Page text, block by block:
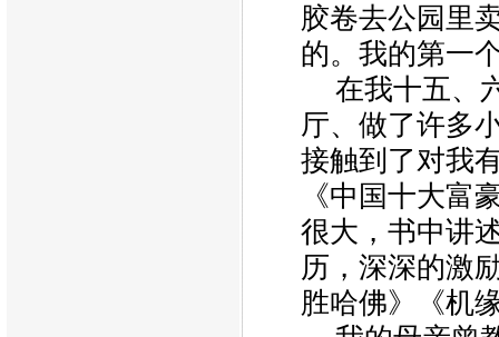
胶卷去公园里
的。我的第一
在我十五、
厅、做了许多
接触到了对我
《中国十大富
很大，书中讲
历，深深的激
胜哈佛》《机